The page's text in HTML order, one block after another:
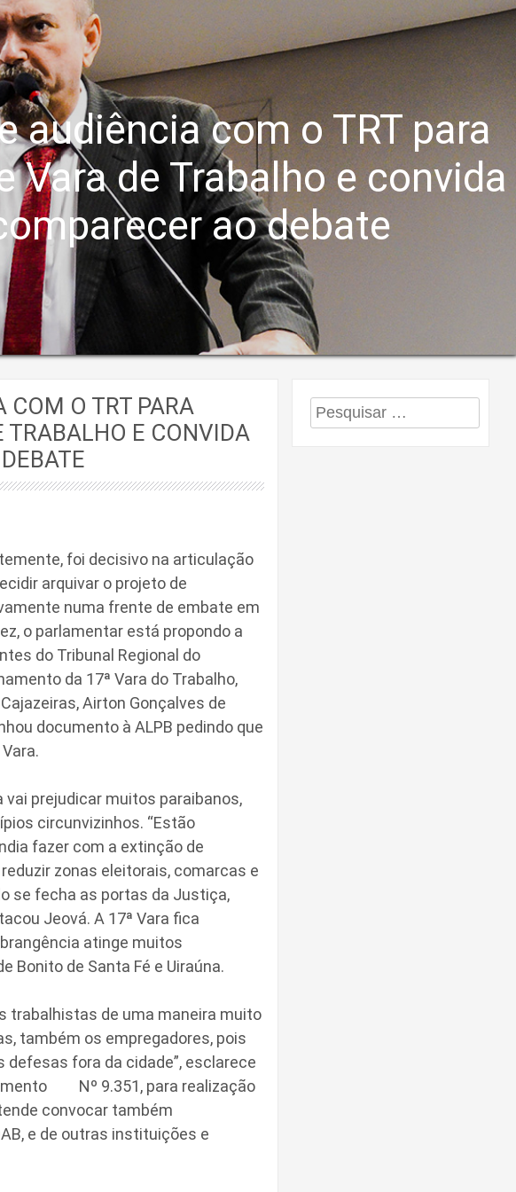
audiência com o TRT para
de Trabalho e convida
ao debate
COM O TRT PARA
TRABALHO E CONVIDA
foi decisivo na articulação
arquivar o projeto de
numa frente de embate em
o parlamentar está propondo a
do Tribunal Regional do
da 17ª Vara do Trabalho,
Airton Gonçalves de
documento à ALPB pedindo que
prejudicar muitos paraibanos,
circunvizinhos. “Estão
fazer com a extinção de
zonas eleitorais, comarcas e
se fecha as portas da Justiça,
Jeová. A 17ª Vara fica
atinge muitos
Bonito de Santa Fé e Uiraúna.
trabalhistas de uma maneira muito
também os empregadores, pois
defesas fora da cidade”, esclarece
Nº 9.351, para realização
convocar também
e de outras instituições e
Pesquisar
por: